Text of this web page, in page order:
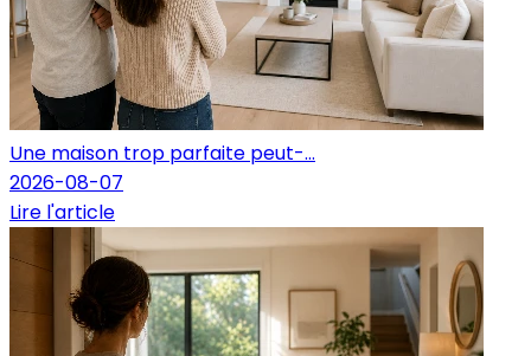
Une maison trop parfaite peut-...
2026-08-07
Lire l'article